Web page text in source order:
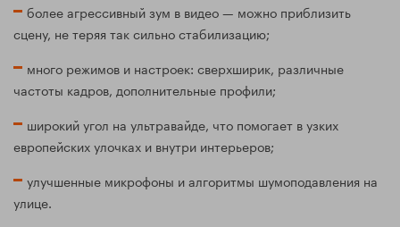
более агрессивный зум в видео — можно приблизить
сцену, не теряя так сильно стабилизацию;
много режимов и настроек: сверхширик, различные
частоты кадров, дополнительные профили;
широкий угол на ультравайде, что помогает в узких
европейских улочках и внутри интерьеров;
улучшенные микрофоны и алгоритмы шумоподавления на
улице.